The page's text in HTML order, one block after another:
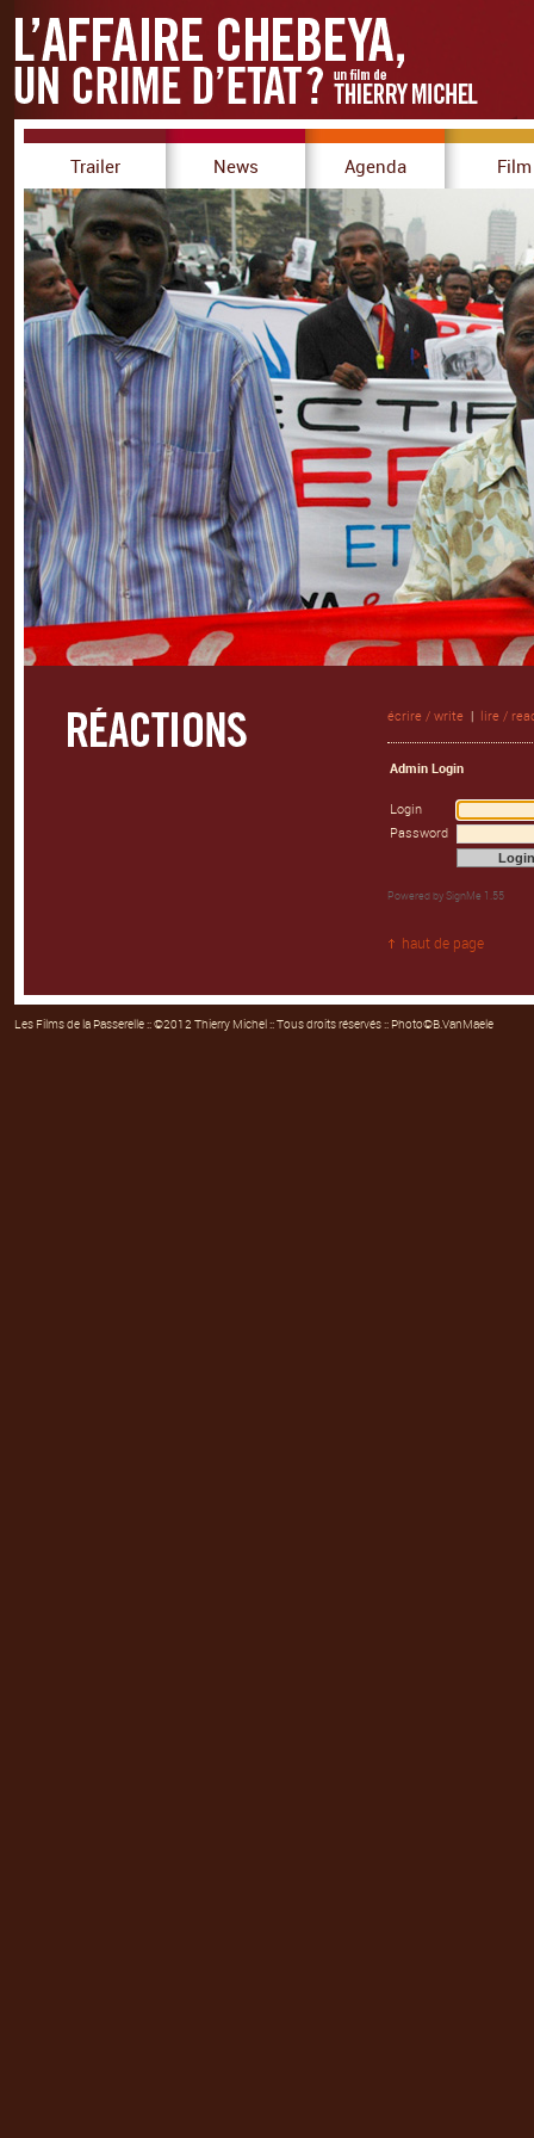
Trailer News Agenda Film
écrire / write | lire /
Admin Login
Login
Password
Powered by SignMe 1.55
haut de page
Les Films de la Passerelle:: ©2012 Thierry Michel :: Tous droits réservés :: Photo©B.VanMaele